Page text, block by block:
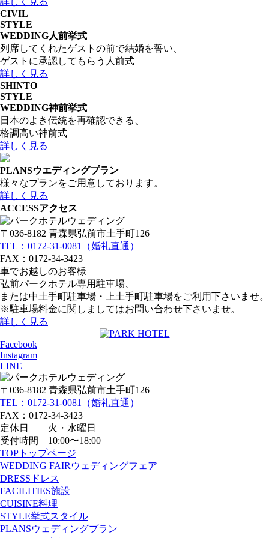
CIVIL
STYLE
WEDDING人前挙式
列席してくれたゲストの前で結婚を誓い、
ゲストに承認してもらう人前式
詳しく見る
SHINTO
STYLE
WEDDING神前挙式
日本のよき伝統を再確認できる、
格調高い神前式
詳しく見る
PLANSウエディングプラン
様々なプランをご用意しております。
詳しく見る
ACCESSアクセス
〒036-8182 青森県弘前市土手町126
TEL：0172-31-0081（婚礼直通）
FAX：0172-34-3423
車でお越しのお客様
弘前パークホテル専用駐車場、
または中土手町駐車場・上土手町駐車場をご利用下さいませ。
※駐車場料金に関しましてはお問い合わせ下さいませ。
詳しく見る
Facebook
Instagram
LINE
〒036-8182 青森県弘前市土手町126
TEL：0172-31-0081（婚礼直通）
FAX：0172-34-3423
定休日 火・水曜日
受付時間 10:00〜18:00
TOP トップページ
WEDDING FAIR ウェディングフェア
DRESS ドレス
FACILITIES施設
CUISINE料理
STYLE挙式スタイル
PLANSウェディングプラン